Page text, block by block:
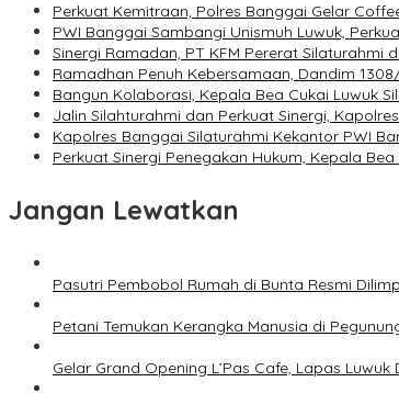
Perkuat Kemitraan, Polres Banggai Gelar
PWI Banggai Sambangi Unismuh Luwuk,
Sinergi Ramadan, PT KFM Pererat
Ramadhan Penuh Kebersamaan, Dandim
Bangun Kolaborasi, Kepala Bea Cukai Luwuk
Jalin Silahturahmi dan Perkuat Sinergi,
Kapolres Banggai Silaturahmi Kekantor PWI
Perkuat Sinergi Penegakan Hukum, Kepala
Jangan Lewatkan
Pasutri Pembobol Rumah di Bunta Resmi
Petani Temukan Kerangka Manusia di
Gelar Grand Opening L’Pas Cafe, Lapas